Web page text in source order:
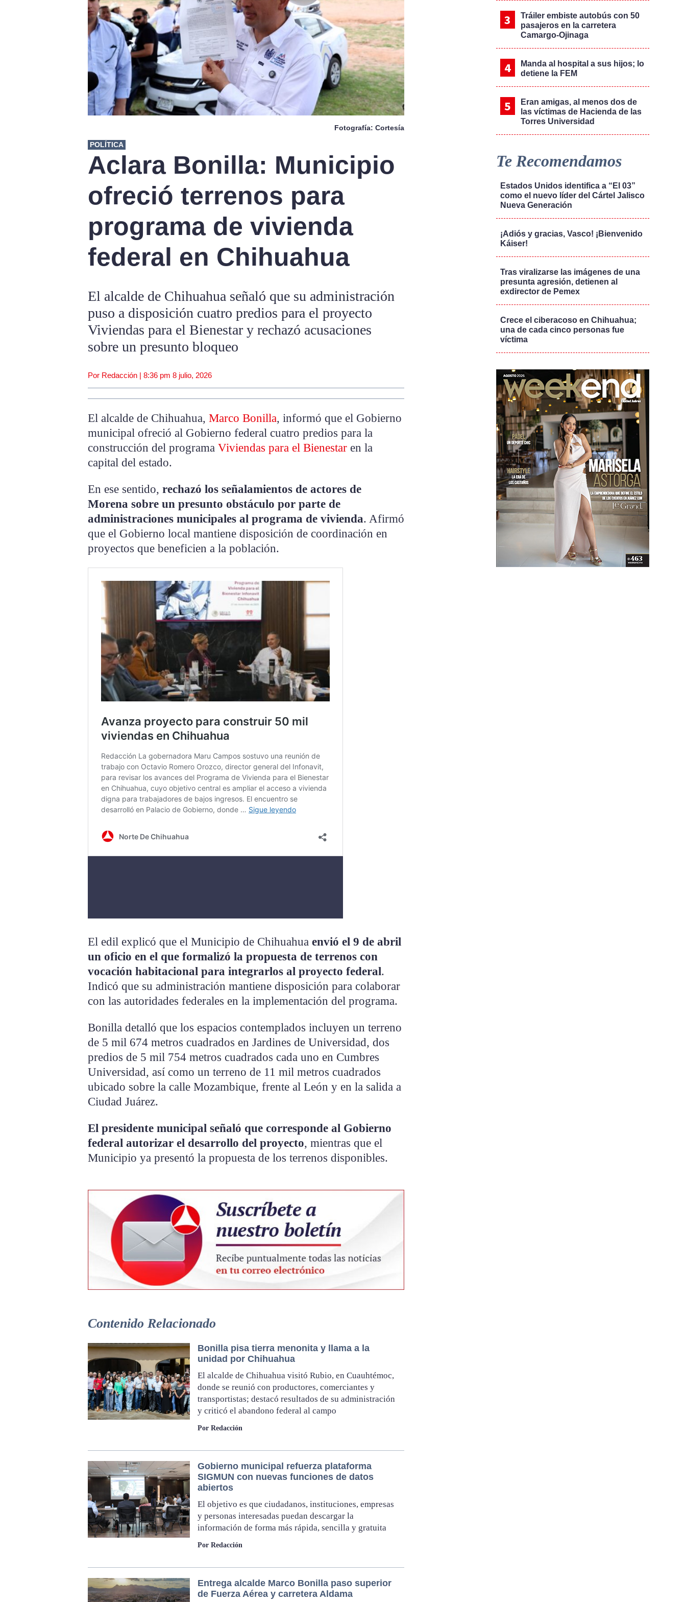
Fotografía: Cortesía
POLÍTICA
Aclara Bonilla: Municipio
ofreció terrenos para
programa de vivienda
federal en Chihuahua
El alcalde de Chihuahua señaló que su administración
puso a disposición cuatro predios para el proyecto
Viviendas para el Bienestar y rechazó acusaciones
sobre un presunto bloqueo
Por Redacción | 8:36 pm 8 julio, 2026
El alcalde de Chihuahua, Marco Bonilla, informó que el Gobierno
municipal ofreció al Gobierno federal cuatro predios para la
construcción del programa Viviendas para el Bienestar en la
capital del estado.
En ese sentido, rechazó los señalamientos de actores de
Morena sobre un presunto obstáculo por parte de
administraciones municipales al programa de vivienda. Afirmó
que el Gobierno local mantiene disposición de coordinación en
proyectos que beneficien a la población.
El edil explicó que el Municipio de Chihuahua envió el 9 de abril
un oficio en el que formalizó la propuesta de terrenos con
vocación habitacional para integrarlos al proyecto federal.
Indicó que su administración mantiene disposición para colaborar
con las autoridades federales en la implementación del programa.
Bonilla detalló que los espacios contemplados incluyen un terreno
de 5 mil 674 metros cuadrados en Jardines de Universidad, dos
predios de 5 mil 754 metros cuadrados cada uno en Cumbres
Universidad, así como un terreno de 11 mil metros cuadrados
ubicado sobre la calle Mozambique, frente al León y en la salida a
Ciudad Juárez.
El presidente municipal señaló que corresponde al Gobierno
federal autorizar el desarrollo del proyecto, mientras que el
Municipio ya presentó la propuesta de los terrenos disponibles.
Contenido Relacionado
Bonilla pisa tierra menonita y llama a la
unidad por Chihuahua
El alcalde de Chihuahua visitó Rubio, en Cuauhtémoc,
donde se reunió con productores, comerciantes y
transportistas; destacó resultados de su administración
y criticó el abandono federal al campo
Por Redacción
Gobierno municipal refuerza plataforma
SIGMUN con nuevas funciones de datos
abiertos
El objetivo es que ciudadanos, instituciones, empresas
y personas interesadas puedan descargar la
información de forma más rápida, sencilla y gratuita
Por Redacción
Entrega alcalde Marco Bonilla paso superior
de Fuerza Aérea y carretera Aldama
Tráiler embiste autobús con 50
pasajeros en la carretera
Camargo-Ojinaga
Manda al hospital a sus hijos; lo
detiene la FEM
Eran amigas, al menos dos de
las víctimas de Hacienda de las
Torres Universidad
Te Recomendamos
Estados Unidos identifica a “El 03”
como el nuevo líder del Cártel Jalisco
Nueva Generación
¡Adiós y gracias, Vasco! ¡Bienvenido
Káiser!
Tras viralizarse las imágenes de una
presunta agresión, detienen al
exdirector de Pemex
Crece el ciberacoso en Chihuahua;
una de cada cinco personas fue
víctima